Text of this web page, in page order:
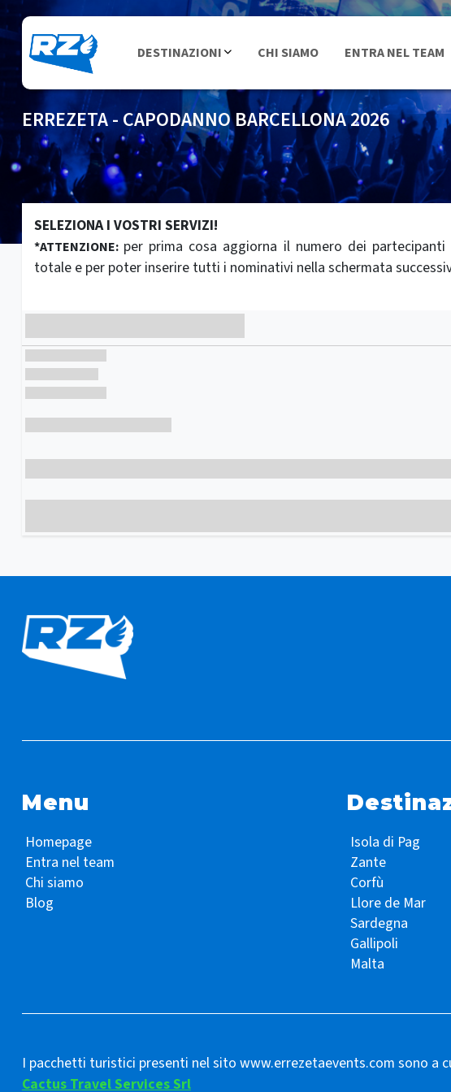
DESTINAZIONI CHI SIAMO ENTRA NEL TEAM
ERREZETA - CAPODANNO BARCELLONA 2026
SELEZIONA I VOSTRI SERVIZI!
*ATTENZIONE: per prima cosa aggiorna il numero dei partecipanti
totale e per poter inserire tutti i nominativi nella schermata
Menu
Homepage
Entra nel team
Chi siamo
Blog
Isola di Pag
Zante
Corfù
Llore de Mar
Sardegna
Gallipoli
Malta
I pacchetti turistici presenti nel sito www.errezetaevents.com sono a
Cactus Travel Services Srl